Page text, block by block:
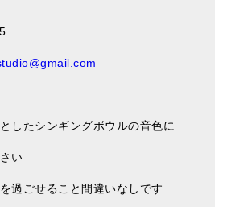
したシンギングボウルの音色に
い
過ごせること間違いなしです